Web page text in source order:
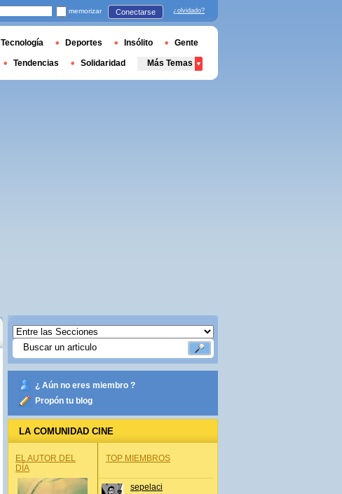
¿ Aún no eres miembro ?
Propón tu blog
LA COMUNIDAD CINE
EL AUTOR DEL
DÍA
TOP MIEMBROS
sepelaci
memorizar Conectarse ¿olvidado?
Tecnología Deportes Insólito Gente
Tendencias Solidaridad Más Temas